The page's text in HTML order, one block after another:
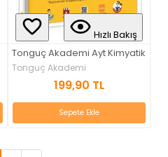
Hızlı Bakış
Tonguç Akademi Ayt Kimyatik
Tonguç Akademi
199,90 TL
Sepete Ekle